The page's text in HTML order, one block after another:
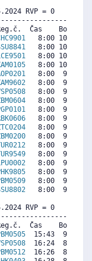
RVP = 0     IP
Čas    Body
8:00 10338
8:00 10247
8:00 10155
8:00 10064
8:00  9973
8:00  9882
8:00  9790
8:00  9790
8:00  9790
8:00  9517
8:00  9517
8:00  9517
8:00  9243
8:00  9243
8:00  9061
8:00  9061
8:00  9061
8:00  9061
RVP = 0     IP
Čas    Body
15:43  9030
16:24  8660
16:26  8641